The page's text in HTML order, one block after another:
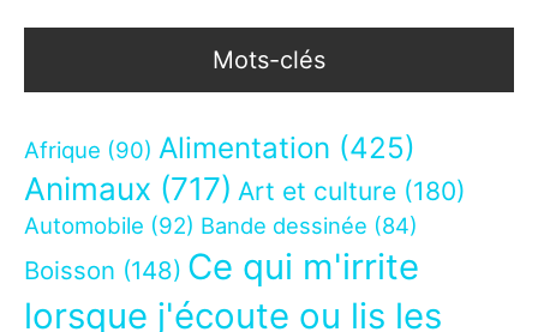
Mots-clés
Afrique (90) Alimentation (425)
Animaux (717) Art et culture (180)
Automobile (92) Bande dessinée (84)
Boisson (148) Ce qui m'irrite
lorsque j'écoute ou lis les